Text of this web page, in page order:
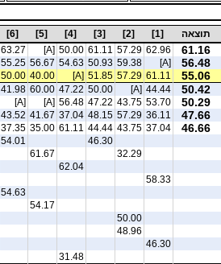
תוצאה [1]
[2]
[3]
[4]
[5]
[6]
61.16
62.96
57.29
61.11
50.00
[A]
63.27
56.48
[A]
59.38
50.93
54.63
56.67
55.25
55.06
61.11
57.29
51.85
[A]
40.00
50.00
50.42
44.44
[A]
50.00
47.22
60.00
41.98
50.29
53.70
43.75
47.22
56.48
[A]
[A]
47.66
36.11
57.29
48.15
37.04
41.67
43.52
46.66
37.04
43.75
44.44
61.11
35.00
37.35
46.30
54.01
32.29
61.67
62.04
58.33
54.63
54.17
50.00
48.96
46.30
31.48